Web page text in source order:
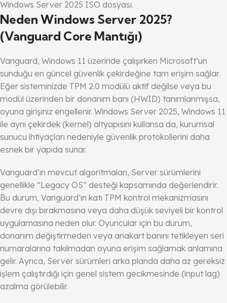
Windows Server 2025 ISO dosyası.
Neden Windows Server 2025?
(Vanguard Core Mantığı)
Vanguard, Windows 11 üzerinde çalışırken Microsoft’un
sunduğu en güncel güvenlik çekirdeğine tam erişim sağlar.
Eğer sisteminizde TPM 2.0 modülü aktif değilse veya bu
modül üzerinden bir donanım banı (HWID) tanımlanmışsa,
oyuna girişiniz engellenir. Windows Server 2025, Windows 11
ile aynı çekirdek (kernel) altyapısını kullansa da, kurumsal
sunucu ihtiyaçları nedeniyle güvenlik protokollerini daha
esnek bir yapıda sunar.
Vanguard’ın mevcut algoritmaları, Server sürümlerini
genellikle “Legacy OS” desteği kapsamında değerlendirir.
Bu durum, Vanguard’ın katı TPM kontrol mekanizmasını
devre dışı bırakmasına veya daha düşük seviyeli bir kontrol
uygulamasına neden olur. Oyuncular için bu durum,
donanım değiştirmeden veya anakart banını tetikleyen seri
numaralarına takılmadan oyuna erişim sağlamak anlamına
gelir. Ayrıca, Server sürümleri arka planda daha az gereksiz
işlem çalıştırdığı için genel sistem gecikmesinde (input lag)
azalma görülebilir.